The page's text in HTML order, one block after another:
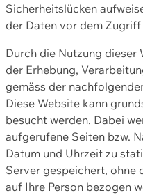
Sicherheitslücken
der Daten vor dem
Durch die Nutzung dieser
der Erhebung,
gemäss der
Diese Website kann
besucht werden. Dabei
aufgerufene Seiten bzw.
Datum und Uhrzeit zu
Server gespeichert, ohne
auf Ihre Person bezogen